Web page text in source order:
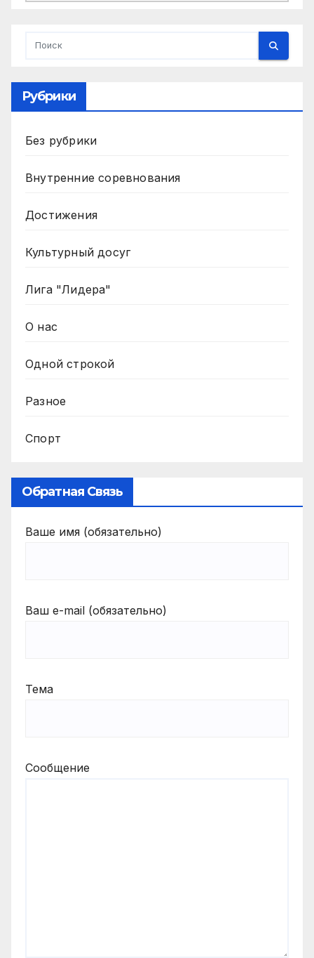
Рубрики
Без рубрики
Внутренние соревнования
Достижения
Культурный досуг
Лига "Лидера"
О нас
Одной строкой
Разное
Спорт
Обратная Связь
Ваше имя (обязательно)
Ваш e-mail (обязательно)
Тема
Сообщение